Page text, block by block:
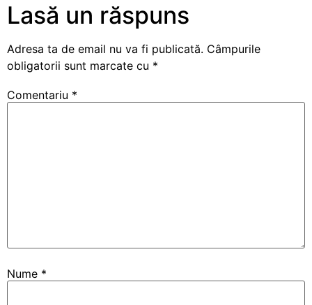
Lasă un răspuns
Adresa ta de email nu va fi publicată. Câmpurile
obligatorii sunt marcate cu *
Comentariu *
Nume *